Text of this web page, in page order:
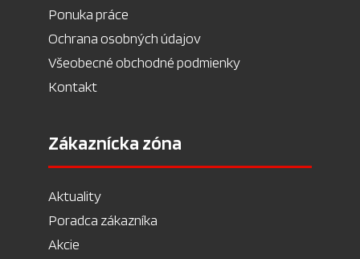
Ponuka práce
Ochrana osobných údajov
Všeobecné obchodné podmienky
Kontakt
Zákaznícka zóna
Aktuality
Poradca zákazníka
Akcie